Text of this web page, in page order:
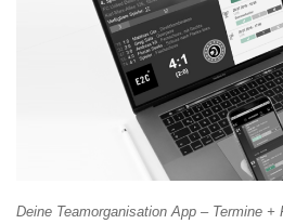
Deine Teamorganisation App – Termine